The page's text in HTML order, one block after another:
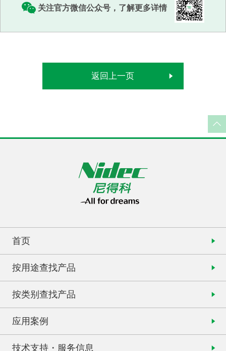
关注官方微信公众号，了解更多详情
返回上一页
首页
按用途查找产品
按类别查找产品
应用案例
技术支持・服务信息